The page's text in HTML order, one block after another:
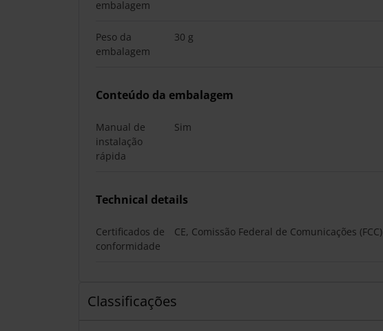
embalagem
Peso da
embalagem
30 g
Conteúdo da embalagem
Manual de
instalação
rápida
Sim
Technical details
Certificados de
conformidade
CE, Comissão Federal de Comunicações (FCC)
Classificações